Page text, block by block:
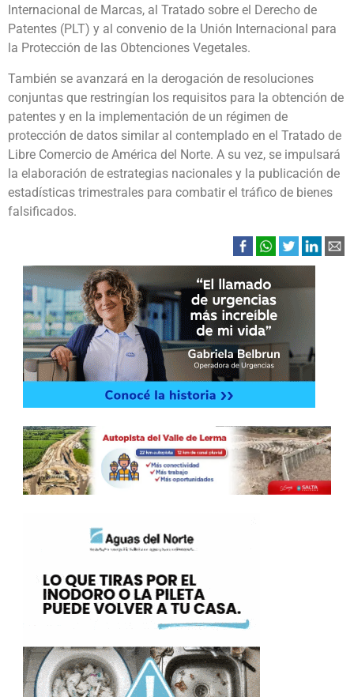
Internacional de Marcas, al Tratado sobre el Derecho de
Patentes (PLT) y al convenio de la Unión Internacional para
la Protección de las Obtenciones Vegetales.
También se avanzará en la derogación de resoluciones
conjuntas que restringían los requisitos para la obtención de
patentes y en la implementación de un régimen de
protección de datos similar al contemplado en el Tratado de
Libre Comercio de América del Norte. A su vez, se impulsará
la elaboración de estrategias nacionales y la publicación de
estadísticas trimestrales para combatir el tráfico de bienes
falsificados.